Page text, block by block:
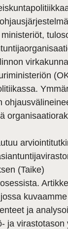
ministeriöt,
(Taike)
ja
̈- ja virastotason